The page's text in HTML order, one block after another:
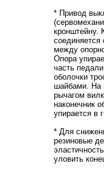
* Привод
кронштейну.
соединяется
между
Опора
часть
оболочки
шайбами. На
рычагом
наконечник
упирается в
* Для
резиновые
уловить